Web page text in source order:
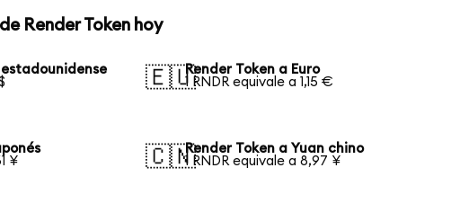
Render Token hoy
🇪🇺Render Token a Euro
1 RNDR equivale a 1,15 €
¥
🇨🇳Render Token a Yuan chino
1 RNDR equivale a 8,97 ¥